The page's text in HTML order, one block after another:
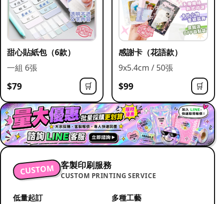
甜心貼紙包（6款）
一組 6張
$79 🛒
感謝卡（花語款）
9x5.4cm / 50張
$99 🛒
CUSTOM 客製印刷服務
CUSTOM PRINTING SERVICE
低量起訂 多種工藝